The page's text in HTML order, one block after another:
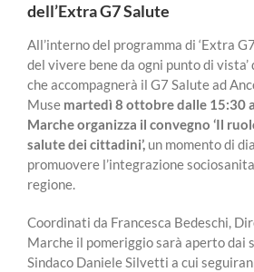
dell’Extra G7 Salute
All’interno del programma di ‘Extra
del vivere bene da ogni punto di
che accompagnerà il G7 Salute ad
Muse martedì 8 ottobre dalle 15:30
Marche organizza il convegno ‘Il
salute dei cittadini’, un momento di
promuovere l’integrazione
regione.
Coordinati da Francesca Bedeschi,
Marche il pomeriggio sarà aperto dai
Sindaco Daniele Silvetti a cui